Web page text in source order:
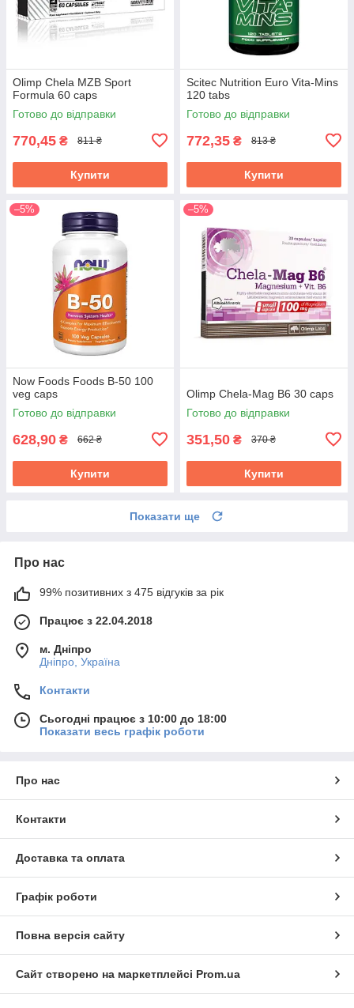
Olimp Chela MZB Sport
Formula 60 caps
Готово до відправки
770,45 ₴ 811 ₴
Купити
Scitec Nutrition Euro Vita-Mins
120 tabs
Готово до відправки
772,35 ₴ 813 ₴
Купити
–5%
Now Foods Foods B-50 100
veg caps
Готово до відправки
628,90 ₴ 662 ₴
Купити
–5%
Olimp Chela-Mag B6 30 caps
Готово до відправки
351,50 ₴ 370 ₴
Купити
Показати ще
Про нас
99% позитивних з 475 відгуків за рік
Працює з 22.04.2018
м. Дніпро
Дніпро, Україна
Контакти
Сьогодні працює з 10:00 до 18:00
Показати весь графік роботи
Про нас
Контакти
Доставка та оплата
Графік роботи
Повна версія сайту
Сайт створено на маркетплейсі Prom.ua